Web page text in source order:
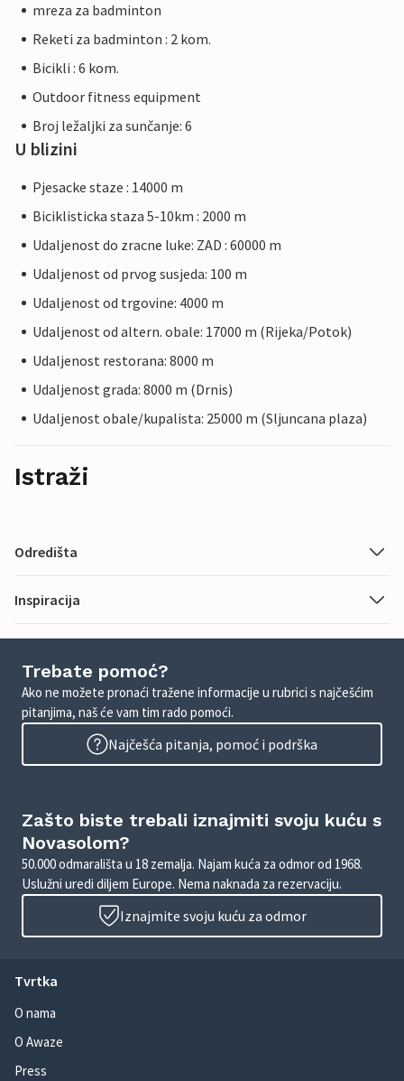
mreza za badminton
Reketi za badminton : 2 kom.
Bicikli : 6 kom.
Outdoor fitness equipment
Broj ležaljki za sunčanje: 6
U blizini
Pjesacke staze : 14000 m
Biciklisticka staza 5-10km : 2000 m
Udaljenost do zracne luke: ZAD : 60000 m
Udaljenost od prvog susjeda: 100 m
Udaljenost od trgovine: 4000 m
Udaljenost od altern. obale: 17000 m (Rijeka/Potok)
Udaljenost restorana: 8000 m
Udaljenost grada: 8000 m (Drnis)
Udaljenost obale/kupalista: 25000 m (Sljuncana plaza)
Istraži
Odredišta
Inspiracija
Trebate pomoć?
Ako ne možete pronaći tražene informacije u rubrici s najčešćim
pitanjima, naš će vam tim rado pomoći.
Najčešća pitanja, pomoć i podrška
Zašto biste trebali iznajmiti svoju kuću s
Novasolom?
50.000 odmarališta u 18 zemalja. Najam kuća za odmor od 1968.
Uslužni uredi diljem Europe. Nema naknada za rezervaciju.
Iznajmite svoju kuću za odmor
Tvrtka
O nama
O Awaze
Press